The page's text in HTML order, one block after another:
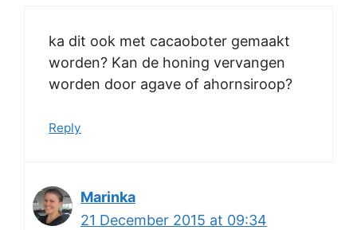
ka dit ook met cacaoboter gemaakt
worden? Kan de honing vervangen
worden door agave of ahornsiroop?
Reply
Marinka
21 December 2015 at 09:34